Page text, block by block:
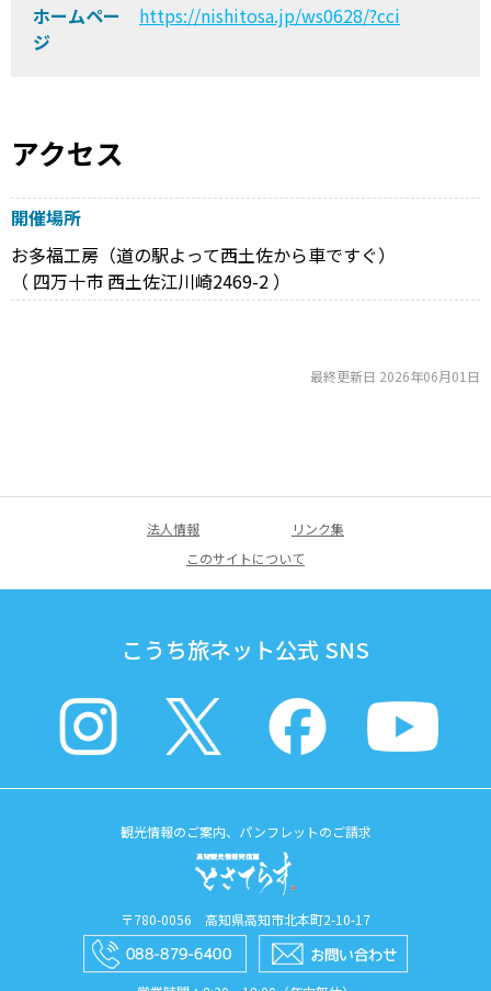
ホームペー
ジ
https://nishitosa.jp/ws0628/?cci
アクセス
開催場所
お多福工房（道の駅よって西土佐から車ですぐ）
（ 四万十市 西土佐江川崎2469-2 ）
最終更新日 2026年06月01日
法人情報
リンク集
このサイトについて
こうち旅ネット公式 SNS
観光情報のご案内、パンフレットのご請求
〒780-0056 高知県高知市北本町2-10-17